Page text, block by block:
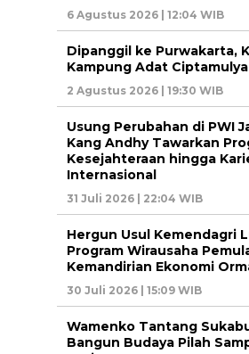
6 Agustus 2026 | 12:04 WIB
Dipanggil ke Purwakarta,
Kampung Adat
2 Agustus 2026 | 19:30 WIB
Usung Perubahan di PWI
Kang Andhy Tawarkan
Kesejahteraan hingga
Internasional
31 Juli 2026 | 22:04 WIB
Hergun Usul Kemendagri
Program Wirausaha
Kemandirian Ekonomi
30 Juli 2026 | 15:09 WIB
Wamenko Tantang
Bangun Budaya Pilah